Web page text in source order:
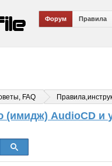
Форум Правила
FAQ
(имидж) AudioCD и